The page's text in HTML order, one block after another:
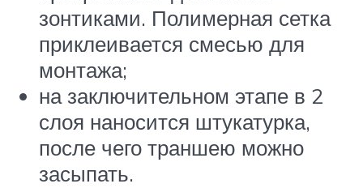
зонтиками. Полимерная сетка
приклеивается смесью для
монтажа;
на заключительном этапе в 2
слоя наносится штукатурка,
после чего траншею можно
засыпать.